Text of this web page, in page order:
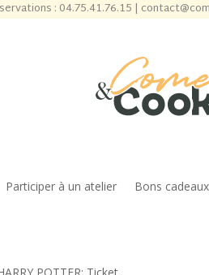
: 04.75.41.76.15 |
Participer à un atelier Bons cadeaux